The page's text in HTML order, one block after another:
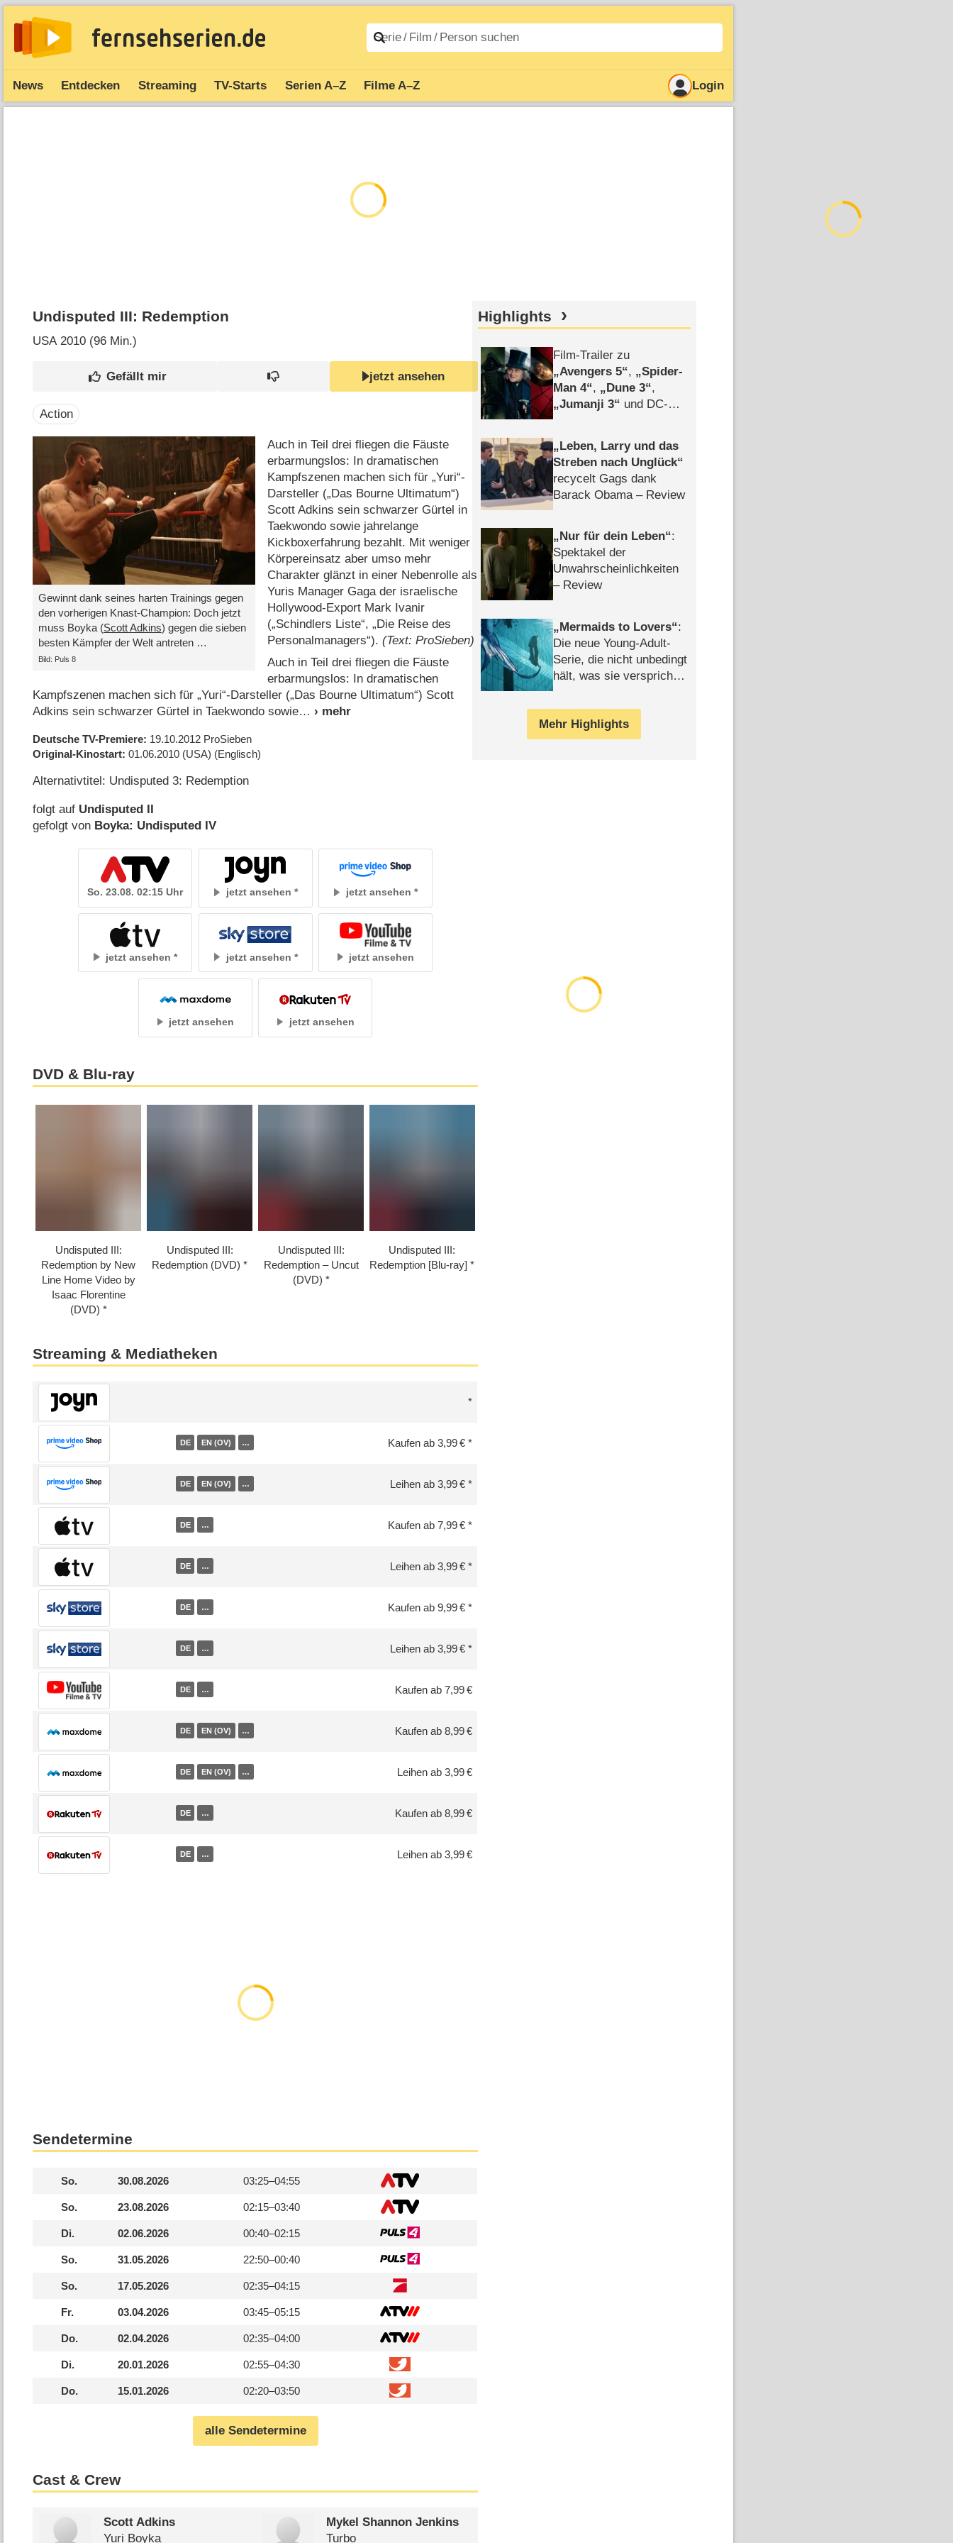
News Entdecken Streaming TV-Starts Serien A–Z Filme A–Z Login
Undisputed III: Redemption
USA2010 (96 Min.)
jetzt ansehen
Action
Gewinnt dank seines harten Trainings gegen
den vorherigen Knast-Champion: Doch jetzt
muss Boyka (Scott Adkins) gegen die sieben
besten Kämpfer der Welt antreten …
Bild: Puls 8
Auch in Teil drei fliegen die Fäuste
erbarmungslos: In dramatischen
Kampfszenen machen sich für „Yuri“-
Darsteller („Das Bourne Ultimatum“)
Scott Adkins sein schwarzer Gürtel in
Taekwondo sowie jahrelange
Kickboxerfahrung bezahlt. Mit weniger
Körpereinsatz aber umso mehr
Charakter glänzt in einer Nebenrolle als
Yuris Manager Gaga der israelische
Hollywood-Export Mark Ivanir
(„Schindlers Liste“, „Die Reise des
Personalmanagers“).(Text: ProSieben)
Auch in Teil drei fliegen die Fäuste
erbarmungslos: In dramatischen
Kampfszenen machen sich für „Yuri“-Darsteller („Das Bourne Ultimatum“) Scott
Adkins sein schwarzer Gürtel in Taekwondo sowie
Deutsche TV-Premiere 19.10.2012 ProSieben
Original-Kinostart 01.06.2010 (USA) (Englisch)
Alternativtitel: Undisputed 3: Redemption
folgt auf Undisputed II
gefolgt von Boyka: Undisputed IV
So. 23.08. 02:15 Uhr jetzt ansehen jetzt ansehen
jetzt ansehen jetzt ansehen jetzt ansehen
jetzt ansehen jetzt ansehen
DVD & Blu-ray
Undisputed III:
Redemption by New
Line Home Video by
Isaac Florentine
(DVD)
Undisputed III:
Redemption (DVD)
Undisputed III:
Redemption – Uncut
(DVD)
Undisputed III:
Redemption [Blu-ray]
Streaming & Mediatheken
DE EN (OV) … Kaufen ab 3,99 €
DE EN (OV) … Leihen ab 3,99 €
DE … Kaufen ab 7,99 €
DE … Leihen ab 3,99 €
DE … Kaufen ab 9,99 €
DE … Leihen ab 3,99 €
DE … Kaufen ab 7,99 €
DE EN (OV) … Kaufen ab 8,99 €
DE EN (OV) … Leihen ab 3,99 €
DE … Kaufen ab 8,99 €
DE … Leihen ab 3,99 €
Sendetermine
So. 30.08.2026 03:25–04:55
So. 23.08.2026 02:15–03:40
Di. 02.06.2026 00:40–02:15
So. 31.05.2026 22:50–00:40
So. 17.05.2026 02:35–04:15
Fr. 03.04.2026 03:45–05:15
Do. 02.04.2026 02:35–04:00
Di. 20.01.2026 02:55–04:30
Do. 15.01.2026 02:20–03:50
alle Sendetermine
Cast & Crew
Scott Adkins
Yuri Boyka
Mykel Shannon Jenkins
Turbo
Highlights
Film-Trailer zu
Avengers 5 ,
Spider-
Man 4 , Dune 3 ,
Jumanji 3
und DC-
Leben, Larry und das
Streben nach Unglück
recycelt Gags dank
Barack Obama – Review
Nur für dein Leben :
Spektakel der
Unwahrscheinlichkeiten
– Review
Mermaids to Lovers :
Die neue Young-Adult-
Serie, die nicht unbedingt
hält, was sie verspricht –
Mehr Highlights